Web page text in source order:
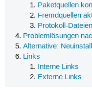
Paketquellen
Fremdquellen
Protokoll-
Problemlösungen
Alternative:
Links
Interne Links
Externe Links